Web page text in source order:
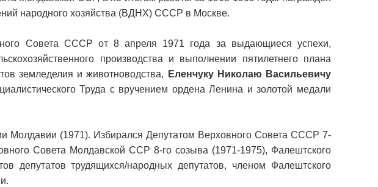
народного хозяйства (ВДНХ) СССР в Москве.
Совета СССР от 8 апреля 1971 года за выдающиеся успехи,
производства и выполнении пятилетнего плана
земледелия и животноводства,
Еленчуку Николаю Васильевичу
Труда с вручением ордена Ленина и золотой медали
Молдавии (1971). Избирался Депутатом Верховного Совета СССР 7-
Совета Молдавской ССР 8-го созыва (1971-1975), Фалештского
депутатов трудящихся/народных депутатов, членом Фалештского